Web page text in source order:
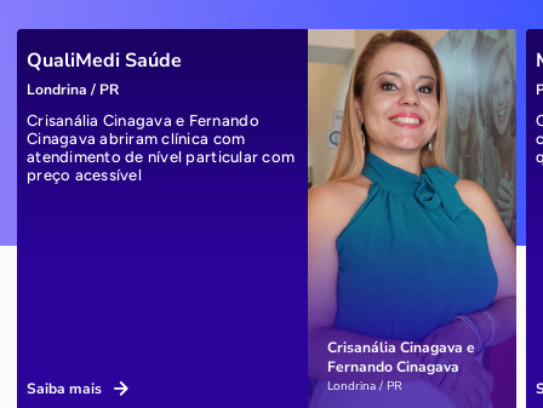
Crisanália Cinagava e
Fernando Cinagava
Londrina / PR
QualiMedi Saúde
Londrina / PR
Crisanália Cinagava e Fernando
Cinagava abriram clínica com
atendimento de nível particular com
preço acessível
Saiba mais